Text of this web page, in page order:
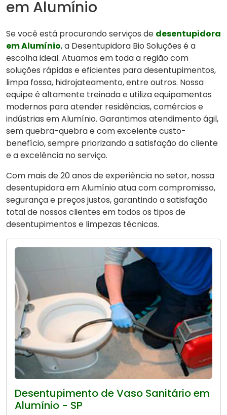
em Alumínio
Se você está procurando serviços de desentupidora
em Alumínio, a Desentupidora Bio Soluções é a
escolha ideal. Atuamos em toda a região com
soluções rápidas e eficientes para desentupimentos,
limpa fossa, hidrojateamento, entre outros. Nossa
equipe é altamente treinada e utiliza equipamentos
modernos para atender residências, comércios e
indústrias em Alumínio. Garantimos atendimento ágil,
sem quebra-quebra e com excelente custo-
benefício, sempre priorizando a satisfação do cliente
e a excelência no serviço.
Com mais de 20 anos de experiência no setor, nossa
desentupidora em Alumínio atua com compromisso,
segurança e preços justos, garantindo a satisfação
total de nossos clientes em todos os tipos de
desentupimentos e limpezas técnicas.
Desentupimento de Vaso Sanitário em
Alumínio - SP